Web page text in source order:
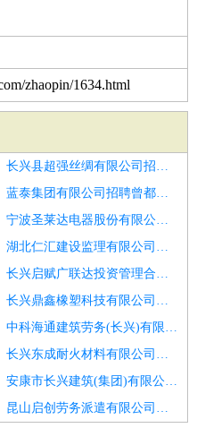
zhaopin/1634.html
长兴县超强丝绸有限公司招聘张家川仓管操作工
蓝泰集团有限公司招聘曾都仓管质检
宁波圣莱达电器股份有限公司招聘肃北招质检
湖北仁汇建设监理有限公司潜江分公司招聘开发仓管操作工
长兴启赋广联达投资管理合伙企业(有限合伙)招聘洮南月入8k仓管操作工
长兴鼎鑫橡塑科技有限公司招聘仓管质检
中科海通建筑劳务(长兴)有限公司招聘秦皇岛月入8k搬运工
长兴东成耐火材料有限公司招聘张家川质检
安康市长兴建筑(集团)有限公司万浩未来城项目分公司招聘禄劝仓管操作工
昆山启创劳务派遣有限公司招聘寒亭质检